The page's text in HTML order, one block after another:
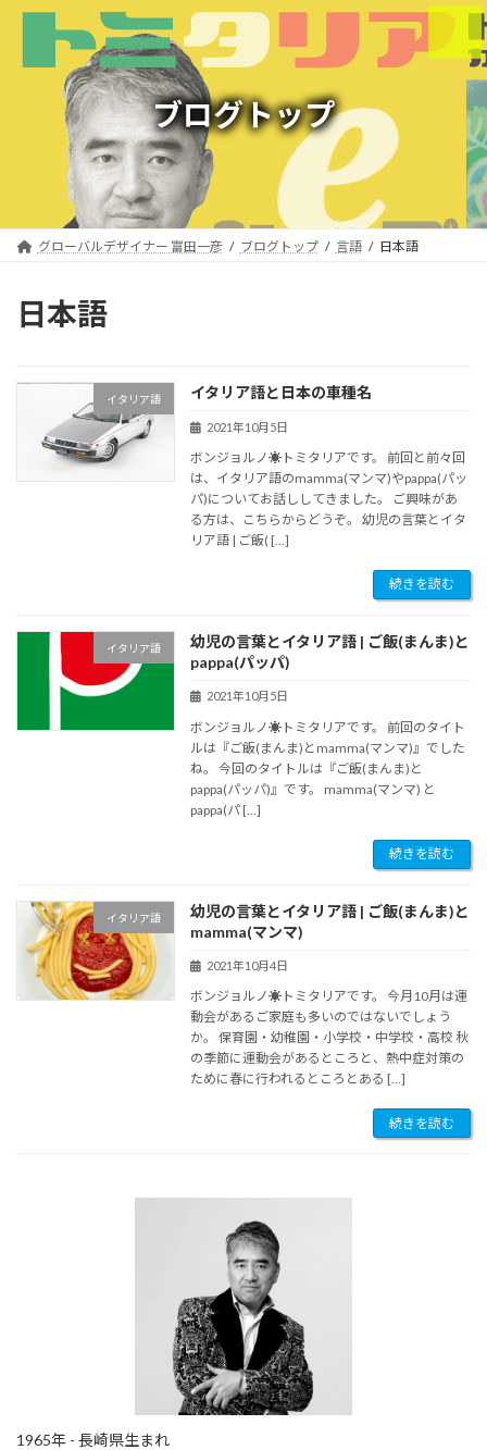
ブログトップ
グローバルデザイナー 富田一彦 ブログトップ 言語 日本語
日本語
イタリア語 イタリア語と日本の車種名
2021年10月5日
ボンジョルノ☀︎トミタリアです。 前回と前々回
は、イタリア語のmamma(マンマ)やpappa(パッ
パ)についてお話ししてきました。 ご興味があ
る方は、こちらからどうぞ。 幼児の言葉とイタ
リア語 | ご飯( […]
続きを読む
イタリア語
幼児の言葉とイタリア語 | ご飯(まんま)と
pappa(パッパ)
2021年10月5日
ボンジョルノ☀︎トミタリアです。 前回のタイト
ルは『ご飯(まんま)とmamma(マンマ)』でした
ね。 今回のタイトルは『ご飯(まんま)と
pappa(パッパ)』です。 mamma(マンマ) と
pappa(パ […]
続きを読む
イタリア語
幼児の言葉とイタリア語 | ご飯(まんま)と
mamma(マンマ)
2021年10月4日
ボンジョルノ☀︎トミタリアです。 今月10月は運
動会があるご家庭も多いのではないでしょう
か。 保育園・幼稚園・小学校・中学校・高校 秋
の季節に運動会があるところと、熱中症対策の
ために春に行われるところとある […]
続きを読む
1965年 - 長崎県生まれ